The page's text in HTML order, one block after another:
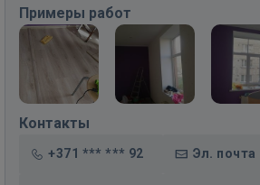
Примеры работ
Контакты
+371 *** *** 92 Эл. почта